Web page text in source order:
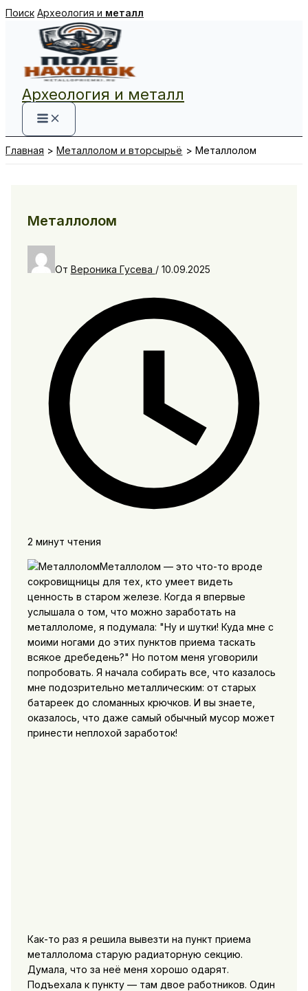
Перейти
содержимому
Поиск Археология и металл
Археология и металл
Главная Металлолом и вторсырьё Металлолом
Металлолом
От Вероника Гусева / 10.09.2025
2 минут чтения
Металлолом — это что-то вроде
сокровищницы для тех, кто умеет видеть
ценность в старом железе. Когда я впервые
услышала о том, что можно заработать на
металлоломе, я подумала: "Ну и шутки! Куда мне с
моими ногами до этих пунктов приема таскать
всякое дребедень?" Но потом меня уговорили
попробовать. Я начала собирать все, что казалось
мне подозрительно металлическим: от старых
батареек до сломанных крючков. И вы знаете,
оказалось, что даже самый обычный мусор может
принести неплохой заработок!
Как-то раз я решила вывезти на пункт приема
металлолома старую радиаторную секцию.
Думала, что за неё меня хорошо одарят.
Подъехала к пункту — там двое работников. Один